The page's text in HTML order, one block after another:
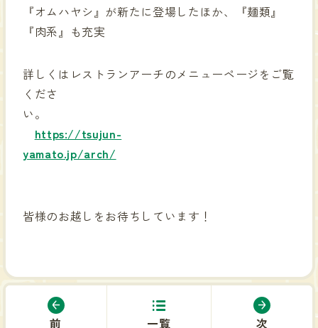
『オムハヤシ』が新たに登場したほか、『麺類』
『肉系』も充実
詳しくはレストランアーチのメニューページをご覧
くださ
い。
https://tsujun-
yamato.jp/arch/
皆様のお越しをお待ちしています！
前 一覧 次